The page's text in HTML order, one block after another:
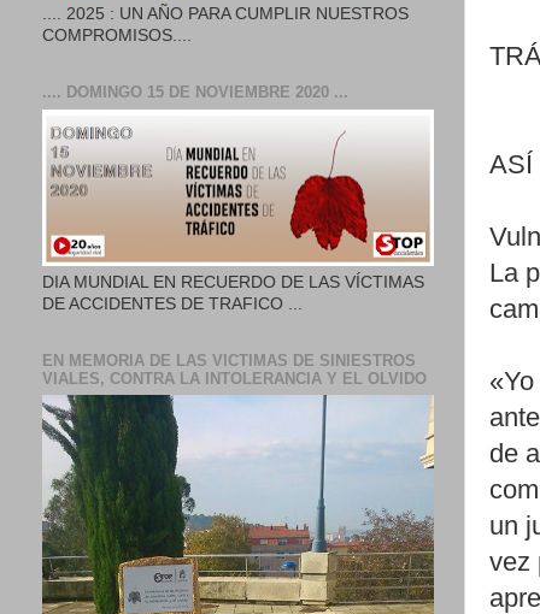
ASÍ
La
de
un
vez
.... 2025 : UN AÑO PARA CUMPLIR NUESTROS
COMPROMISOS....
.... DOMINGO 15 DE NOVIEMBRE 2020 ...
DIA MUNDIAL EN RECUERDO DE LAS VÍCTIMAS
DE ACCIDENTES DE TRAFICO ...
EN MEMORIA DE LAS VICTIMAS DE SINIESTROS
VIALES, CONTRA LA INTOLERANCIA Y EL OLVIDO